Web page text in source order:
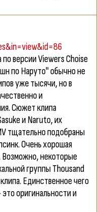
версии Viewers Choise
по Наруто" обычно не
уже тысячи, но в
и
Сюжет клипа
и Naruto, их
тщательно подобраны
Очень хорошая
Возможно, некоторые
группы Thousand
Единственное чего
оригинальности и